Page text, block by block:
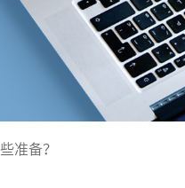
准备？